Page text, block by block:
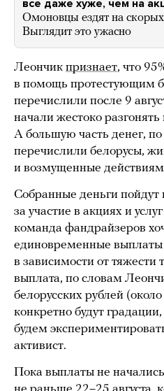
все даже хуже, чем на
Омоновцы ездят на
Выглядит это ужасно
Леончик признает, что
в помощь протестующим
перечислили после 9
начали жестоко
А большую часть денег, по
перечислили белорусы,
и возмущенные
Собранные деньги пойдут
за участие в акциях и
команда фандрайзеров
единовременные
в зависимости от
выплата, по словам
белорусских рублей
конкретно будут
будем
активист.
Пока выплаты не